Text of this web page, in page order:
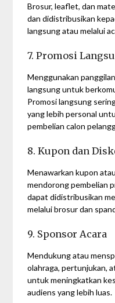
Brosur, leaflet, dan
dan didistribusikan
langsung atau melalui
7. Promosi
Menggunakan
langsung untuk
Promosi langsung
yang lebih personal
pembelian calon
8. Kupon dan
Menawarkan kupon
mendorong pembelian
dapat didistribusikan
melalui brosur dan
9. Sponsor Acara
Mendukung atau
olahraga, pertunjukan,
untuk meningkatkan
audiens yang lebih luas.